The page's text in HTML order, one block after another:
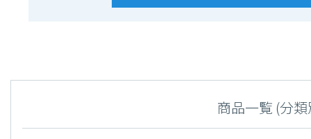
商品一覧 (分